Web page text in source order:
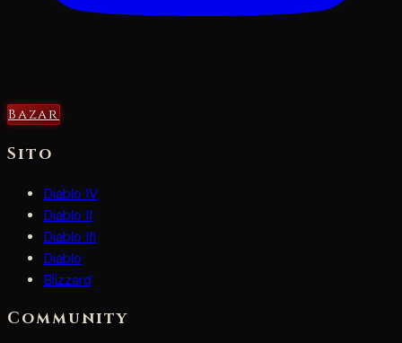
Bazar
Sito
Diablo IV
Diablo II
Diablo III
Diablo
Blizzard
Community